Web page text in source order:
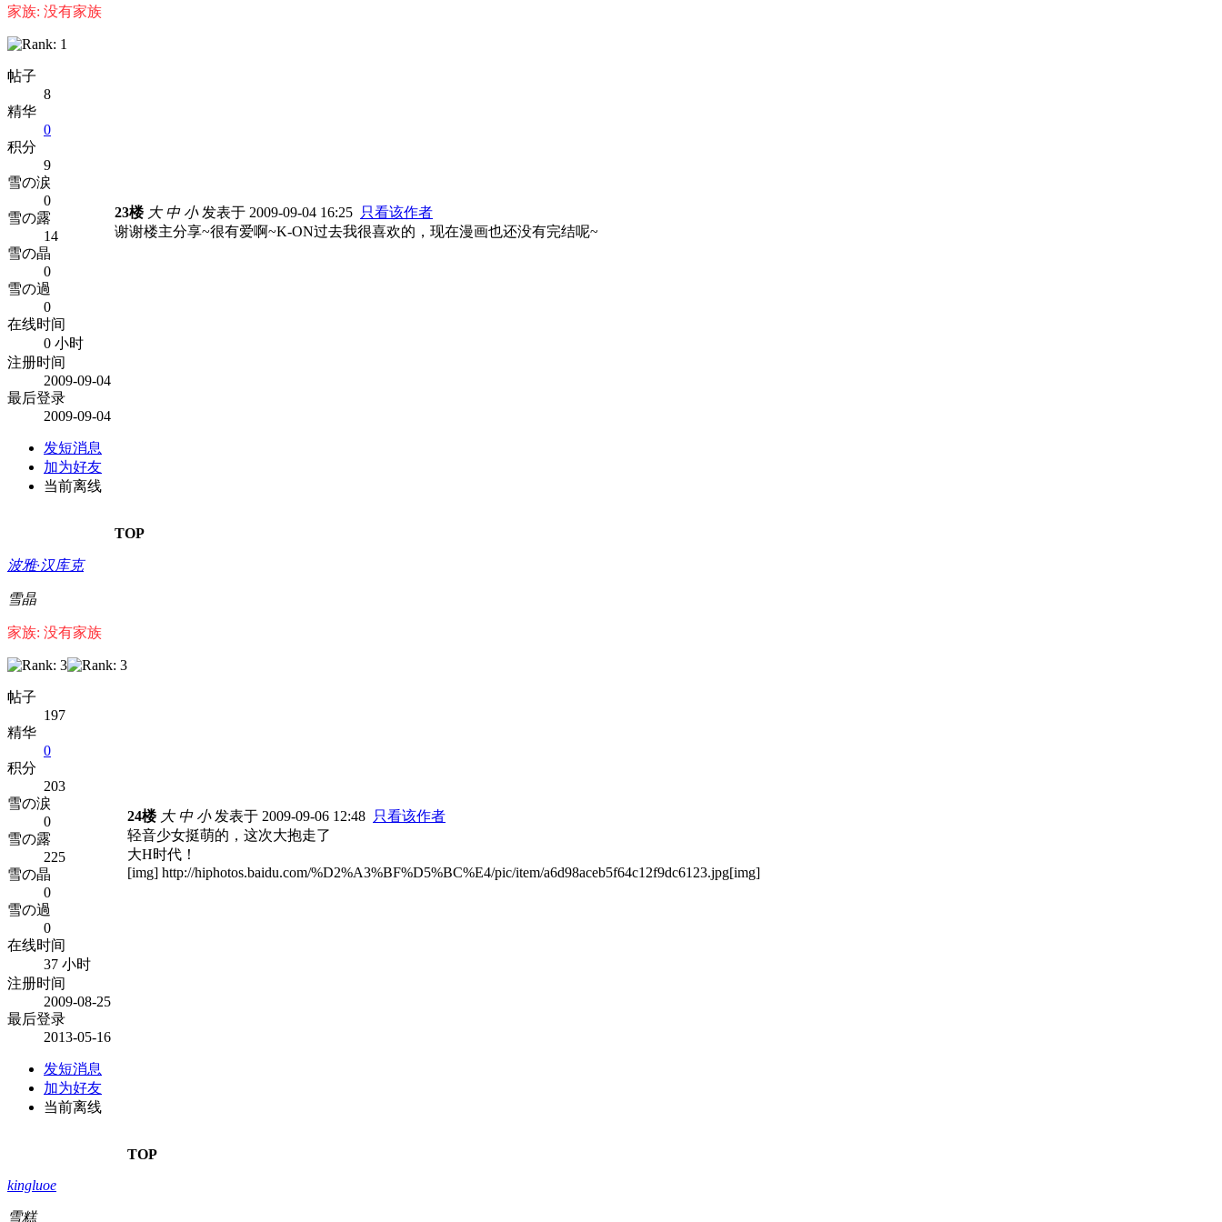
家族: 没有家族
帖子
8
精华
0
积分
9
雪の涙
0
雪の露
14
雪の晶
0
雪の過
0
在线时间
0 小时
注册时间
2009-09-04
最后登录
2009-09-04
发短消息
加为好友
当前离线
23楼 大 中 小发表于 2009-09-04 16:25 只看该作者
谢谢楼主分享~很有爱啊~K-ON过去我很喜欢的，现在漫画也还没有完结呢~
TOP
波雅·汉库克
雪晶
家族: 没有家族
帖子
197
精华
0
积分
203
雪の涙
0
雪の露
225
雪の晶
0
雪の過
0
在线时间
37 小时
注册时间
2009-08-25
最后登录
2013-05-16
发短消息
加为好友
当前离线
24楼 大 中 小发表于 2009-09-06 12:48 只看该作者
轻音少女挺萌的，这次大抱走了
大H时代！
[img] http://hiphotos.baidu.com/%D2%A3%BF%D5%BC%E4/pic/item/a6d98aceb5f64c12f9dc6123.jpg[img]
TOP
kingluoe
雪糕